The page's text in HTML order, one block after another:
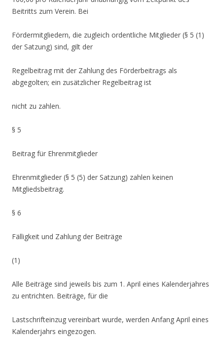
Beitritts zum Verein. Bei
Fördermitgliedern, die zugleich ordentliche Mitglieder (§ 5 (1)
der Satzung) sind, gilt der
Regelbeitrag mit der Zahlung des Förderbeitrags als
abgegolten; ein zusätzlicher Regelbeitrag ist
nicht zu zahlen.
§ 5
Beitrag für Ehrenmitglieder
Ehrenmitglieder (§ 5 (5) der Satzung) zahlen keinen
Mitgliedsbeitrag.
§ 6
Fälligkeit und Zahlung der Beiträge
(1)
Alle Beiträge sind jeweils bis zum 1. April eines Kalenderjahres
zu entrichten. Beiträge, für die
Lastschrifteinzug vereinbart wurde, werden Anfang April eines
Kalenderjahrs eingezogen.